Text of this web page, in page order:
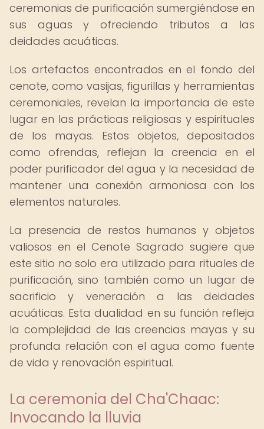
ceremonias de purificación sumergiéndose en
sus aguas y ofreciendo tributos a las
deidades acuáticas.
Los artefactos encontrados en el fondo del
cenote, como vasijas, figurillas y herramientas
ceremoniales, revelan la importancia de este
lugar en las prácticas religiosas y espirituales
de los mayas. Estos objetos, depositados
como ofrendas, reflejan la creencia en el
poder purificador del agua y la necesidad de
mantener una conexión armoniosa con los
elementos naturales.
La presencia de restos humanos y objetos
valiosos en el Cenote Sagrado sugiere que
este sitio no solo era utilizado para rituales de
purificación, sino también como un lugar de
sacrificio y veneración a las deidades
acuáticas. Esta dualidad en su función refleja
la complejidad de las creencias mayas y su
profunda relación con el agua como fuente
de vida y renovación espiritual.
La ceremonia del Cha'Chaac:
Invocando la lluvia